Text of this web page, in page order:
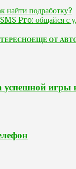
найти подработку?
Pro: общайся с
ЕЩЕ ОТ
успешной игры